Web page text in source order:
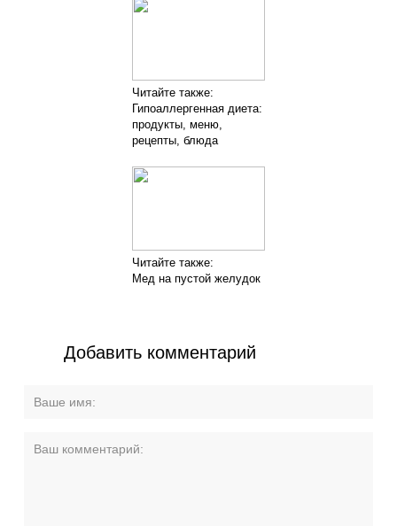
Читайте также:
Гипоаллергенная диета:
продукты, меню,
рецепты, блюда
Читайте также:
Мед на пустой желудок
Добавить комментарий